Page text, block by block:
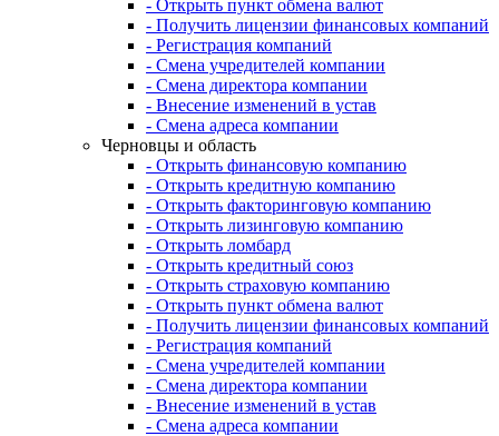
- Открыть пункт обмена валют
- Получить лицензии финансовых компаний
- Регистрация компаний
- Смена учредителей компании
- Смена директора компании
- Внесение изменений в устав
- Смена адреса компании
Черновцы и область
- Открыть финансовую компанию
- Открыть кредитную компанию
- Открыть факторинговую компанию
- Открыть лизинговую компанию
- Открыть ломбард
- Открыть кредитный союз
- Открыть страховую компанию
- Открыть пункт обмена валют
- Получить лицензии финансовых компаний
- Регистрация компаний
- Смена учредителей компании
- Смена директора компании
- Внесение изменений в устав
- Смена адреса компании